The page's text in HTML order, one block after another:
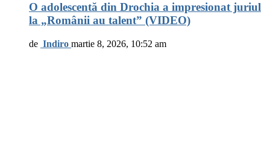
O adolescentă din Drochia a impresionat juriul
la „Românii au talent” (VIDEO)
de Indiro martie 8, 2026, 10:52 am